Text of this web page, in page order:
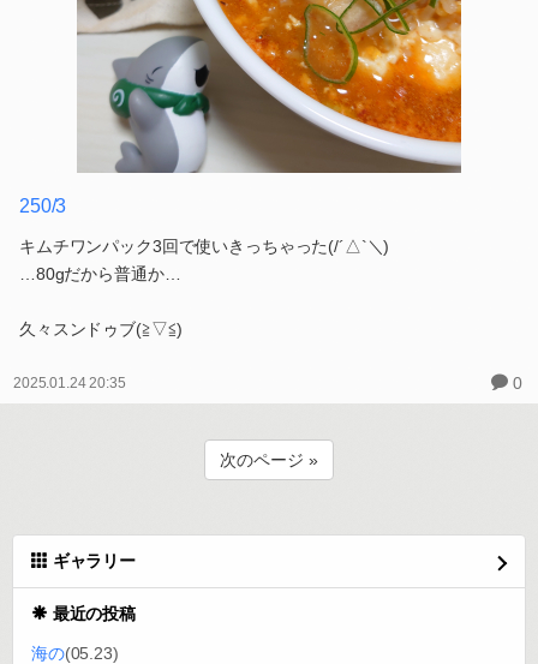
250/3
キムチワンパック3回で使いきっちゃった(/´△`＼)
…80gだから普通か…
久々スンドゥブ(≧▽≦)
2025.01.24 20:35 0
次のページ »
ギャラリー
最近の投稿
海の(05.23)